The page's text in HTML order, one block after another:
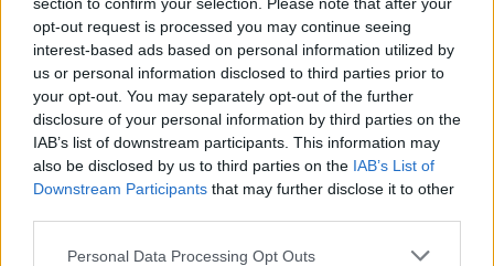
opt-out request is processed you may continue seeing
interest-based ads based on personal information utilized by
us or personal information disclosed to third parties prior to
your opt-out. You may separately opt-out of the further
disclosure of your personal information by third parties on the
IAB’s list of downstream participants. This information may
also be disclosed by us to third parties on the IAB’s List of
Downstream Participants that may further disclose it to other
Personal Data Processing Opt Outs
NYHET
Livskvalitet sätts i fokus för
Barlind
Publicerat2019-01-01